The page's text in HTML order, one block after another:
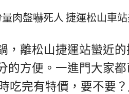
肉盤嚇死人 捷運松山車
，離松山捷運站蠻近
的方便。一進門大家
吃完有特價，要不要